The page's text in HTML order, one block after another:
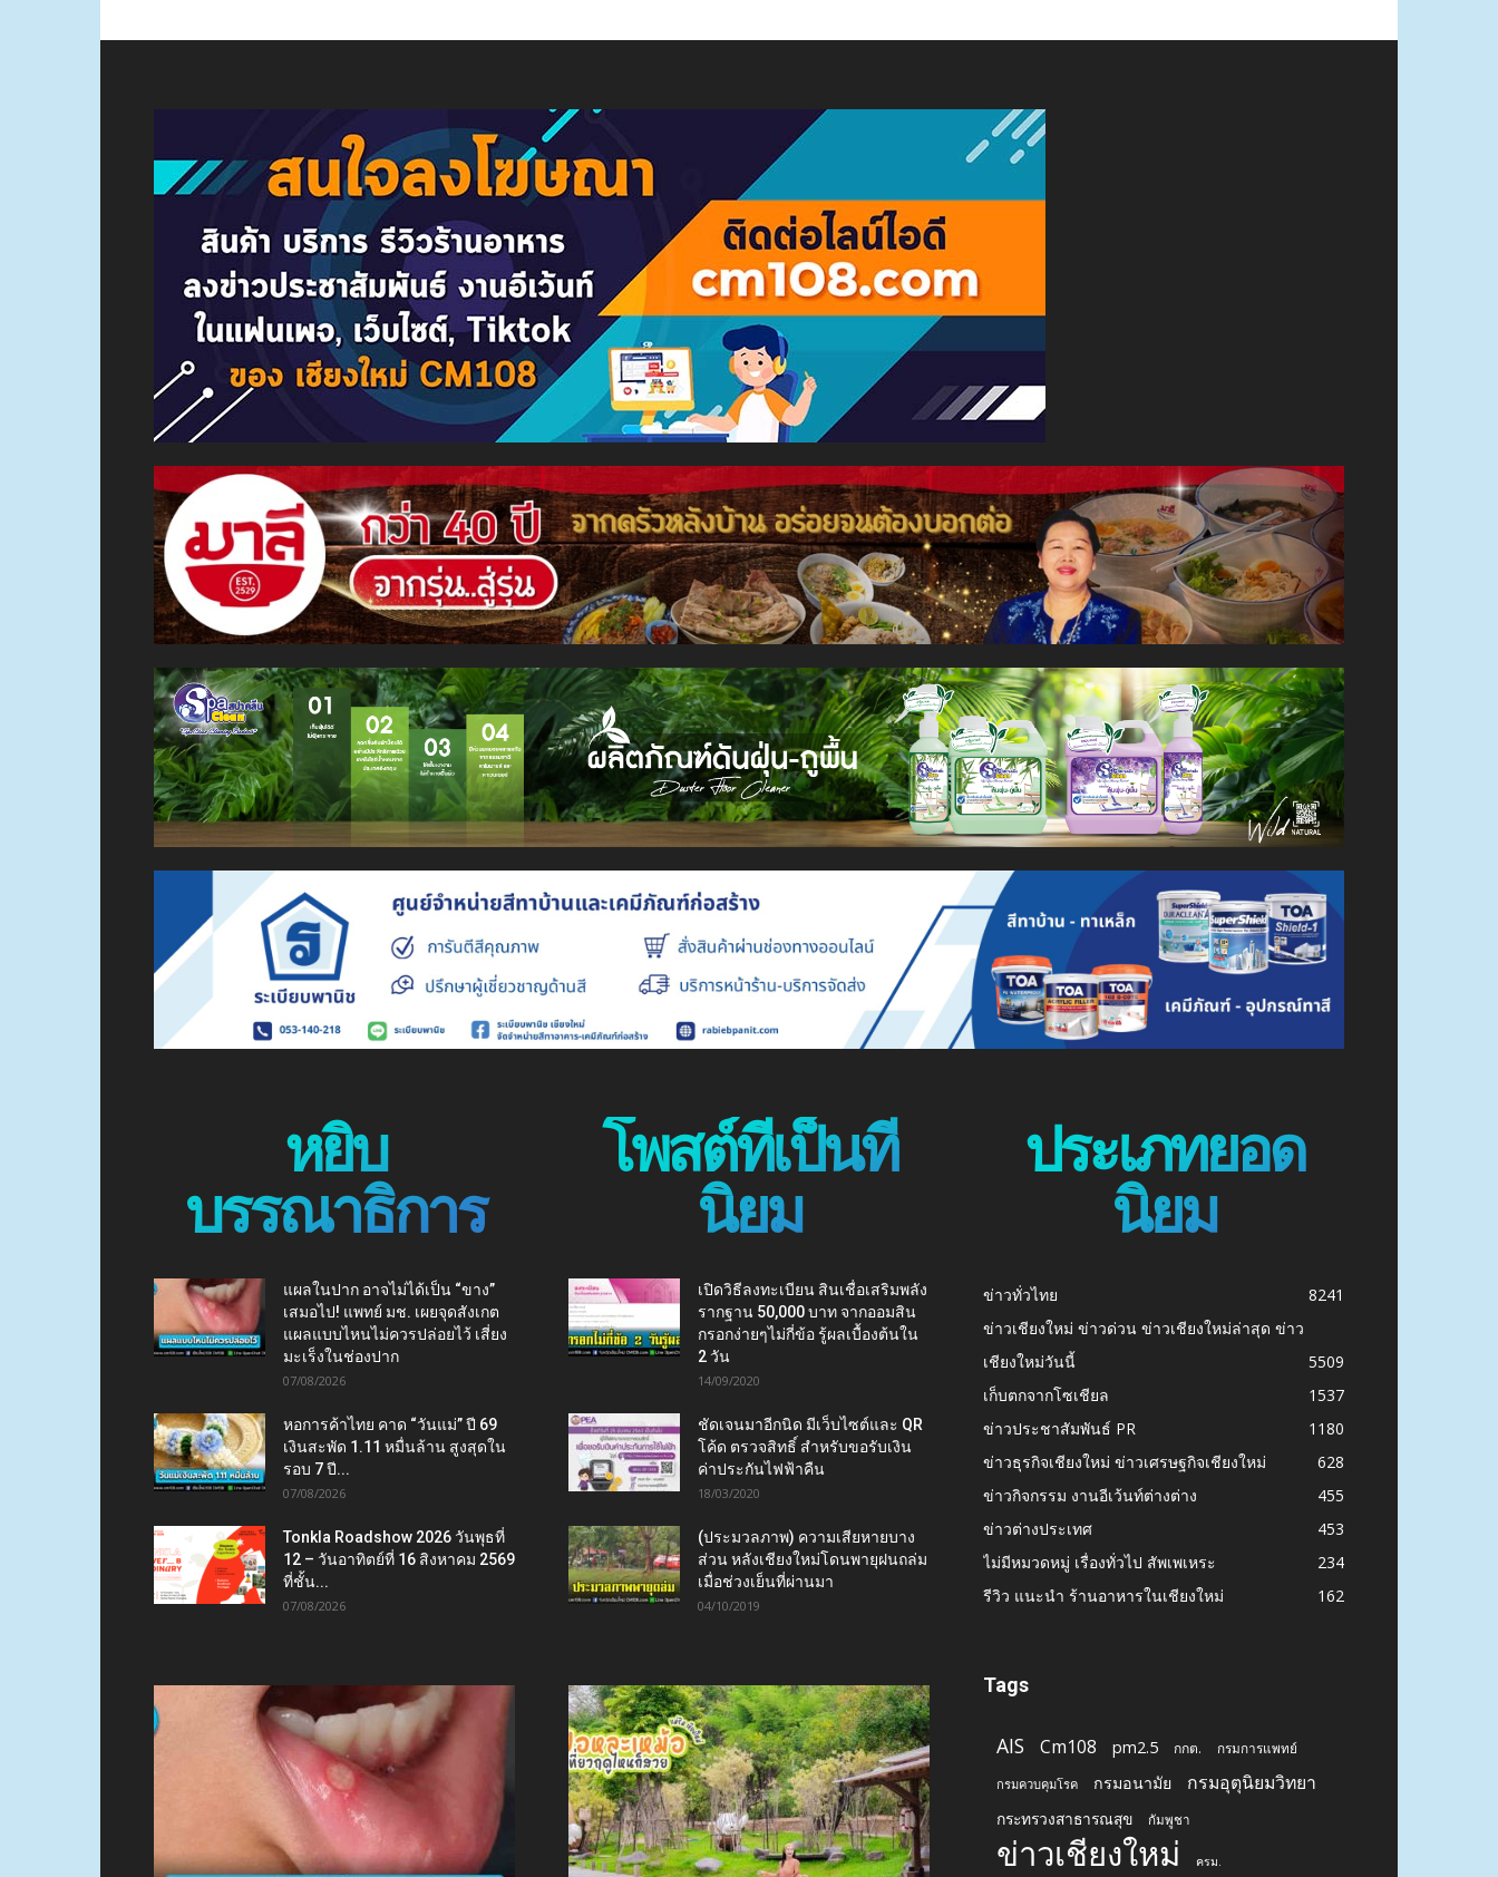
หยิบ
บรรณาธิการ
แผลในปาก อาจไม่ได้เป็น “ขาง”
เสมอไป! แพทย์ มช. เผยจุดสังเกต
แผลแบบไหนไม่ควรปล่อยไว้ เสี่ยง
มะเร็งในช่องปาก
07/08/2026
หอการค้าไทย คาด “วันแม่” ปี 69
เงินสะพัด 1.11 หมื่นล้าน สูงสุดใน
รอบ 7 ปี...
07/08/2026
Tonkla Roadshow 2026 วันพุธที่
12 – วันอาทิตย์ที่ 16 สิงหาคม 2569
ที่ชั้น...
07/08/2026
โพสต์ที่เป็นที่
นิยม
เปิดวิธีลงทะเบียน สินเชื่อเสริมพลัง
รากฐาน 50,000 บาท จากออมสิน
กรอกง่ายๆไม่กี่ข้อ รู้ผลเบื้องต้นใน
2 วัน
14/09/2020
ชัดเจนมาอีกนิด มีเว็บไซต์และ QR
โค้ด ตรวจสิทธิ์ สำหรับขอรับเงิน
ค่าประกันไฟฟ้าคืน
18/03/2020
(ประมวลภาพ) ความเสียหายบาง
ส่วน หลังเชียงใหม่โดนพายุฝนถล่ม
เมื่อช่วงเย็นที่ผ่านมา
04/10/2019
ประเภทยอด
นิยม
ข่าวทั่วไทย
8241
ข่าวเชียงใหม่ ข่าวด่วน ข่าวเชียงใหม่ล่าสุด ข่าว
เชียงใหม่วันนี้
5509
เก็บตกจากโซเชียล
1537
ข่าวประชาสัมพันธ์ PR
1180
ข่าวธุรกิจเชียงใหม่ ข่าวเศรษฐกิจเชียงใหม่
628
ข่าวกิจกรรม งานอีเว้นท์ต่างต่าง
455
ข่าวต่างประเทศ
453
ไม่มีหมวดหมู่ เรื่องทั่วไป สัพเพเหระ
234
รีวิว แนะนำ ร้านอาหารในเชียงใหม่
162
Tags
AIS Cm108 pm2.5 กกต. กรมการแพทย์
กรมควบคุมโรค กรมอนามัย กรมอุตุนิยมวิทยา
กระทรวงสาธารณสุข กัมพูชา
ข่าวเชียงใหม่ ครม.